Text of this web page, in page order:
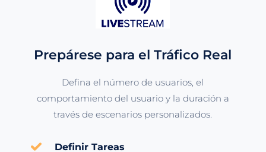
Prepárese para el Tráfico Real
Defina el número de usuarios, el
comportamiento del usuario y la duración a
través de escenarios personalizados.
Definir Tareas